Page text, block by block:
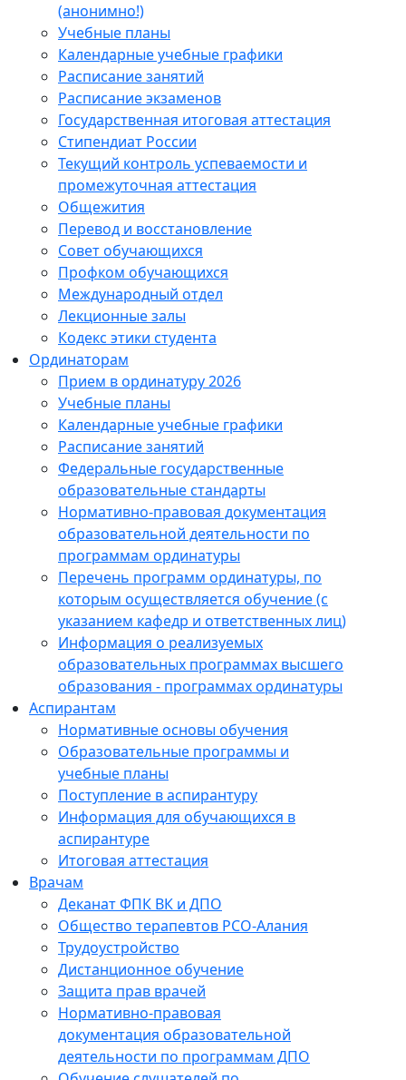
(анонимно!)
Учебные планы
Календарные учебные графики
Расписание занятий
Расписание экзаменов
Государственная итоговая аттестация
Стипендиат России
Текущий контроль успеваемости и
промежуточная аттестация
Общежития
Перевод и восстановление
Совет обучающихся
Профком обучающихся
Международный отдел
Лекционные залы
Кодекс этики студента
Ординаторам
Прием в ординатуру 2026
Учебные планы
Календарные учебные графики
Расписание занятий
Федеральные государственные
образовательные стандарты
Нормативно-правовая документация
образовательной деятельности по
программам ординатуры
Перечень программ ординатуры, по
которым осуществляется обучение (с
указанием кафедр и ответственных лиц)
Информация о реализуемых
образовательных программах высшего
образования - программах ординатуры
Аспирантам
Нормативные основы обучения
Образовательные программы и
учебные планы
Поступление в аспирантуру
Информация для обучающихся в
аспирантуре
Итоговая аттестация
Врачам
Деканат ФПК ВК и ДПО
Общество терапевтов РСО-Алания
Трудоустройство
Дистанционное обучение
Защита прав врачей
Нормативно-правовая
документация образовательной
деятельности по программам ДПО